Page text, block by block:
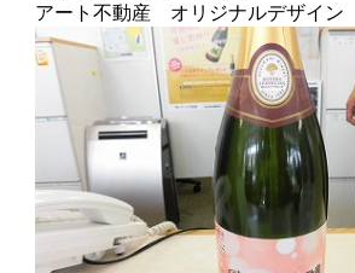
アート不動産 オリジナルデザイン